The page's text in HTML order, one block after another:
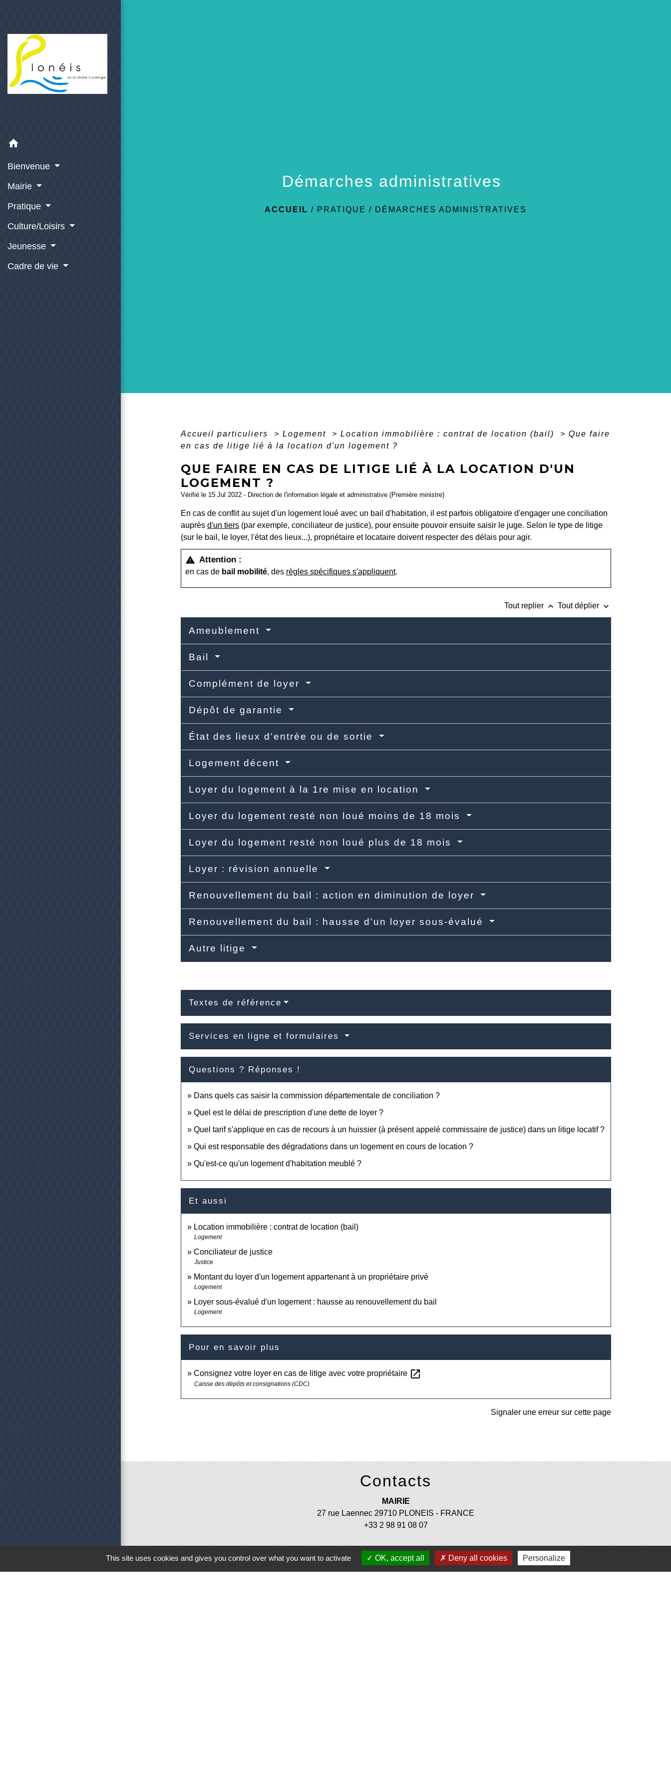
home
Bienvenue
Mairie
Pratique
Culture/Loisirs
Jeunesse
Cadre de vie
Démarches administratives
ACCUEIL / PRATIQUE / DÉMARCHES ADMINISTRATIVES
Accueil particuliers > Logement > Location immobilière : contrat de location (bail) > Que faire
en cas de litige lié à la location d'un logement ?
QUE FAIRE EN CAS DE LITIGE LIÉ À LA LOCATION D'UN
LOGEMENT ?
Vérifié le 15 Jul 2022 - Direction de l'information légale et administrative (Première ministre)
En cas de conflit au sujet d'un logement loué avec un bail d'habitation, il est parfois obligatoire d'engager une conciliation
auprès d'un tiers(par exemple, conciliateur de justice), pour ensuite pouvoir ensuite saisir le juge. Selon le type de litige
(sur le bail, le loyer, l'état des lieux...), propriétaire et locataire doivent respecter des délais pour agir.
warning Attention :
en cas de bail mobilité, des règles spécifiques s'appliquent.
Tout replier keyboard_arrow_up Tout déplier keyboard_arrow_down
Ameublement
Bail
Complément de loyer
Dépôt de garantie
État des lieux d'entrée ou de sortie
Logement décent
Loyer du logement à la 1re mise en location
Loyer du logement resté non loué moins de 18 mois
Loyer du logement resté non loué plus de 18 mois
Loyer : révision annuelle
Renouvellement du bail : action en diminution de loyer
Renouvellement du bail : hausse d'un loyer sous-évalué
Autre litige
Textes de référence
Services en ligne et formulaires
Questions ? Réponses !
Dans quels cas saisir la commission départementale de conciliation ?
Quel est le délai de prescription d'une dette de loyer ?
Quel tarif s'applique en cas de recours à un huissier (à présent appelé commissaire de justice) dans un litige locatif ?
Qui est responsable des dégradations dans un logement en cours de location ?
Qu'est-ce qu'un logement d'habitation meublé ?
Et aussi
Location immobilière : contrat de location (bail)
Logement
Conciliateur de justice
Justice
Montant du loyer d'un logement appartenant à un propriétaire privé
Logement
Loyer sous-évalué d'un logement : hausse au renouvellement du bail
Logement
Pour en savoir plus
Consignez votre loyer en cas de litige avec votre propriétaire open_in_new
Caisse des dépôts et consignations (CDC)
Signaler une erreur sur cette page
Contacts
MAIRIE
27 rue Laennec 29710 PLONEIS - FRANCE
+33 2 98 91 08 07
mairie@ploneis.com
Horaires d'ouverture au public : du lundi au vendredi de 9 h à 12 h et de 13 h 30 à 17 h - le mardi et le samedi de 9 h à 12 h
This site uses cookies and gives you control over what you want to activate OK, accept all Deny all cookies Personalize